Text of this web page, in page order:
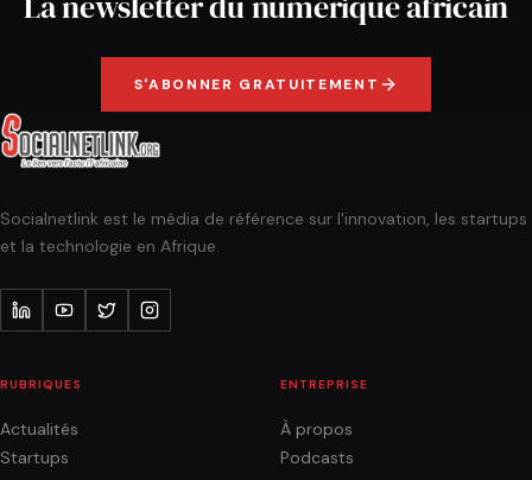
S'ABONNER GRATUITEMENT
Socialnetlink est le média de référence sur l'innovation, les startups
et la technologie en Afrique.
RUBRIQUES
Actualités
Startups
ENTREPRISE
À propos
Podcasts